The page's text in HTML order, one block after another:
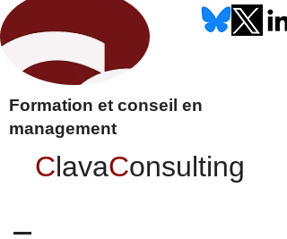
Formation et conseil en
management
ClavaConsulting